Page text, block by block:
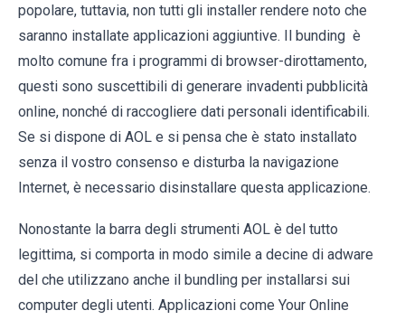
popolare, tuttavia, non tutti gli installer rendere noto che
saranno installate applicazioni aggiuntive. Il bunding è
molto comune fra i programmi di browser-dirottamento,
questi sono suscettibili di generare invadenti pubblicità
online, nonché di raccogliere dati personali identificabili.
Se si dispone di AOL e si pensa che è stato installato
senza il vostro consenso e disturba la navigazione
Internet, è necessario disinstallare questa applicazione.
Nonostante la barra degli strumenti AOL è del tutto
legittima, si comporta in modo simile a decine di adware
del che utilizzano anche il bundling per installarsi sui
computer degli utenti. Applicazioni come Your Online